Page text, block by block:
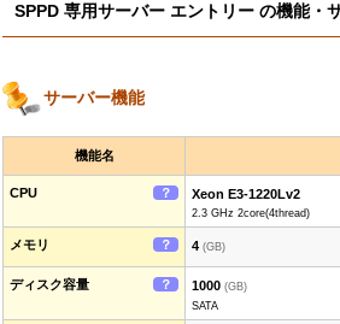
SPPD 専用サーバー エントリー の機能・
サーバー機能
機能名
CPU ？ Xeon E3-1220Lv2
2.3 GHz 2core(4thread)
メモリ ？ 4 (GB)
ディスク容量 ？ 1000 (GB)
SATA